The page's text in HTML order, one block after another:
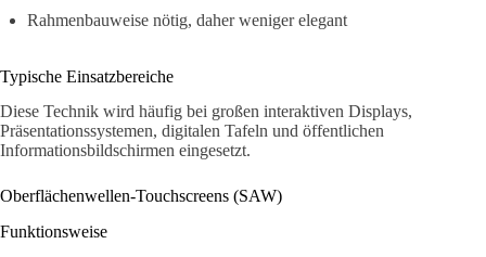
Rahmenbauweise nötig, daher weniger elegant
Typische Einsatzbereiche
Diese Technik wird häufig bei großen interaktiven Displays,
Präsentationssystemen, digitalen Tafeln und öffentlichen
Informationsbildschirmen eingesetzt.
Oberflächenwellen-Touchscreens (SAW)
Funktionsweise